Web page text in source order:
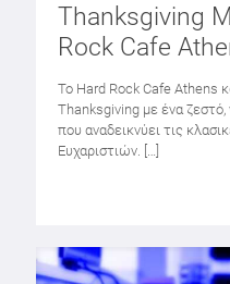
Thanksgiving
Rock Cafe
Το Hard Rock Cafe Athens
Thanksgiving με ένα ζεστό,
που αναδεικνύει τις
Ευχαριστιών. […]